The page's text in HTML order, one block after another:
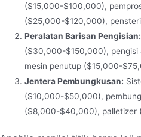
($15,000-$100,000),
($25,000-$120,000),
Peralatan Barisan Pengisian:
($30,000-$150,000),
mesin penutup ($15,000-
Jentera Pembungkusan:
($10,000-$50,000),
($8,000-$40,000), palletizer